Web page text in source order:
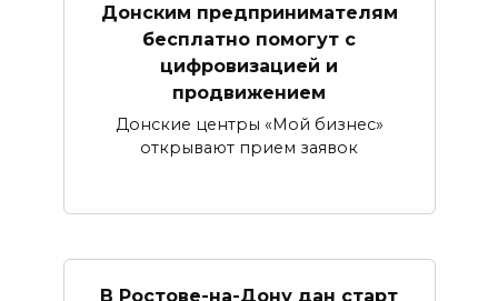
Донским предпринимателям
бесплатно помогут с
цифровизацией и
продвижением
Донские центры «Мой бизнес»
открывают прием заявок
В Ростове-на-Дону дан старт